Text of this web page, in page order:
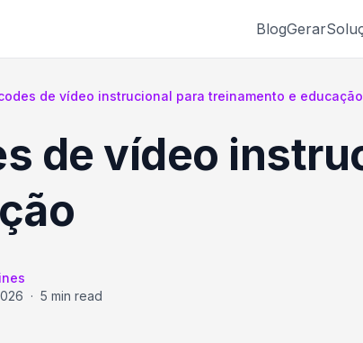
BlogGerar
de vídeo instrucional para treinamento e educação
de vídeo
· 5 min read